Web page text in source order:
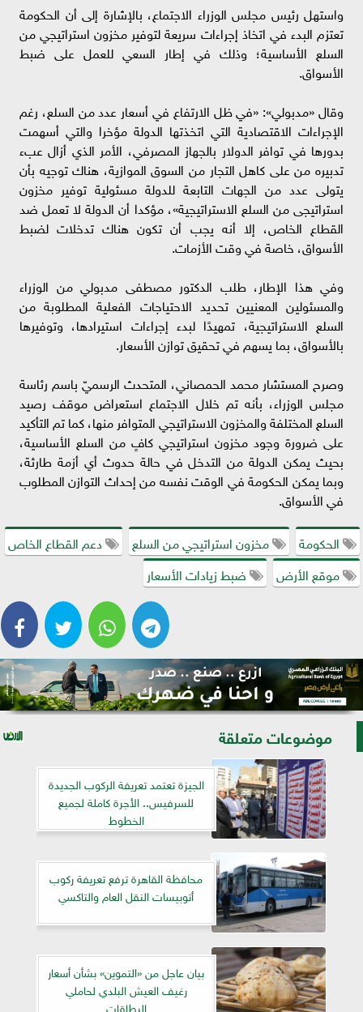
واستهل رئيس مجلس الوزراء الاجتماع، بالإشارة إلى أن الحكومة
تعتزم البدء في اتخاذ إجراءات سريعة لتوفير مخزون استراتيجي من
السلع الأساسية؛ وذلك في إطار السعي للعمل على ضبط
الأسواق.
وقال «مدبولي»: «في ظل الارتفاع في أسعار عدد من السلع، رغم
الإجراءات الاقتصادية التي اتخذتها الدولة مؤخرا والتي أسهمت
بدورها في توافر الدولار بالجهاز المصرفي، الأمر الذي أزال عبء
تدبيره من على كاهل التجار من السوق الموازية، هناك توجيه بأن
يتولى عدد من الجهات التابعة للدولة مسئولية توفير مخزون
استراتيجى من السلع الاستراتيجية»، مؤكدا أن الدولة لا تعمل ضد
القطاع الخاص، إلا أنه يجب أن تكون هناك تدخلات لضبط
الأسواق، خاصة في وقت الأزمات.
وفي هذا الإطار، طلب الدكتور مصطفى مدبولي من الوزراء
والمسئولين المعنيين تحديد الاحتياجات الفعلية المطلوبة من
السلع الاستراتيجية، تمهيدًا لبدء إجراءات استيرادها، وتوفيرها
بالأسواق، بما يسهم في تحقيق توازن الأسعار.
وصرح المستشار محمد الحمصاني، المتحدث الرسميّ باسم رئاسة
مجلس الوزراء، بأنه تم خلال الاجتماع استعراض موقف رصيد
السلع المختلفة والمخزون الاستراتيجي المتوافر منها، كما تم التأكيد
على ضرورة وجود مخزون استراتيجي كافٍ من السلع الأساسية،
بحيث يمكن الدولة من التدخل في حالة حدوث أي أزمة طارئة،
وبما يمكن الحكومة في الوقت نفسه من إحداث التوازن المطلوب
في الأسواق.
الحكومة
مخزون استراتيجي من السلع
دعم القطاع الخاص
موقع الأرض
ضبط زيادات الأسعار
موضوعات متعلقة
الجيزة تعتمد تعريفة الركوب الجديدة
للسرفيس.. الأجرة كاملة لجميع
الخطوط
محافظة القاهرة ترفع تعريفة ركوب
أتوبيسات النقل العام والتاكسي
بيان عاجل من «التموين» بشأن أسعار
رغيف العيش البلدي لحاملي
البطاقات